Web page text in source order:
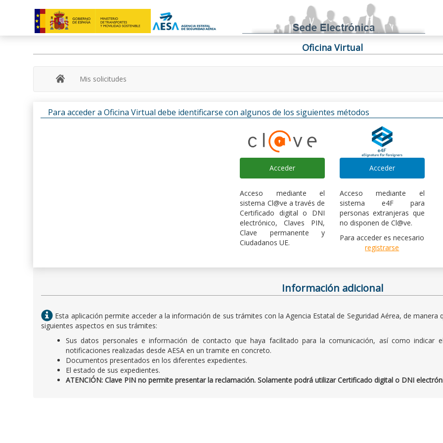
Oficina Virtual
Mis solicitudes
Para acceder a Oficina Virtual debe identificarse con algunos de los siguientes métodos
Acceder
Acceso mediante el
sistema Cl@ve a través de
Certificado digital o DNI
electrónico, Claves PIN,
Clave permanente y
Ciudadanos UE.
Acceder
Acceso mediante el
sistema e4F para
personas extranjeras que
no disponen de Cl@ve.
Para acceder es necesario
registrarse
Información adicional
Esta aplicación permite acceder a la información de sus trámites con la Agencia Estatal de Seguridad Aérea, de
siguientes aspectos en sus trámites:
Sus datos personales e información de contacto que haya facilitado para la comunicación, así como indicar
notificaciones realizadas desde AESA en un tramite en concreto.
Documentos presentados en los diferentes expedientes.
El estado de sus expedientes.
ATENCIÓN: Clave PIN no permite presentar la reclamación. Solamente podrá utilizar Certificado digital o DNI